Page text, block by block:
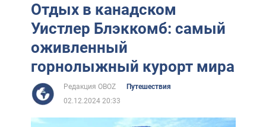
Отдых в канадском
Уистлер Блэккомб: самый
оживленный
горнолыжный курорт мира
Редакция OBOZ
Путешествия
02.12.2024 20:33